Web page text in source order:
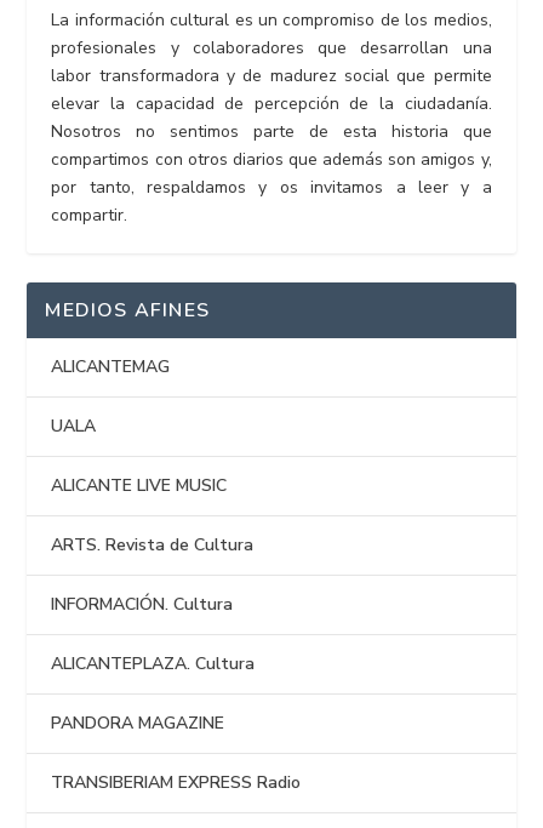
La información cultural es un compromiso de los medios,
profesionales y colaboradores que desarrollan una
labor transformadora y de madurez social que permite
elevar la capacidad de percepción de la ciudadanía.
Nosotros no sentimos parte de esta historia que
compartimos con otros diarios que además son amigos y,
por tanto, respaldamos y os invitamos a leer y a
compartir.
MEDIOS AFINES
ALICANTEMAG
UALA
ALICANTE LIVE MUSIC
ARTS. Revista de Cultura
INFORMACIÓN. Cultura
ALICANTEPLAZA. Cultura
PANDORA MAGAZINE
TRANSIBERIAM EXPRESS Radio